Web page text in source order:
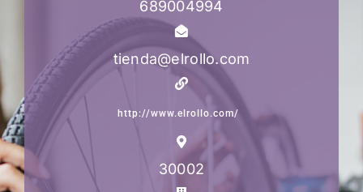
689004994
tienda@elrollo.com
http://www.elrollo.com/
30002